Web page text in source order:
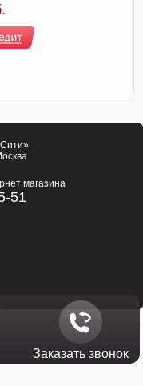
магазина
51
Заказать звонок